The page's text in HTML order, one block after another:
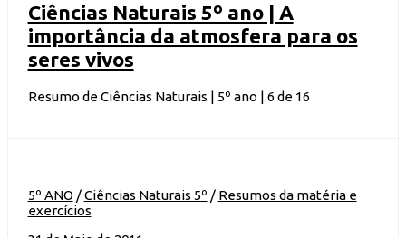
Ciências Naturais 5º ano | A
importância da atmosfera para os
seres vivos
Resumo de Ciências Naturais | 5º ano | 6 de 16
5º ANO /Ciências Naturais 5º / Resumos da matéria e
exercícios